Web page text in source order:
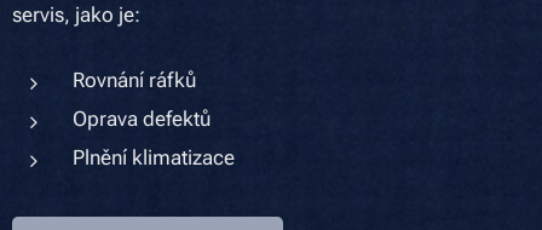
servis, jako je:
Rovnání ráfků
Oprava defektů
Plnění klimatizace